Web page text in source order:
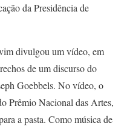
da Presidência de
divulgou um vídeo, em
de um discurso do
Goebbels. No vídeo, o
Prêmio Nacional das Artes,
a pasta. Como música de